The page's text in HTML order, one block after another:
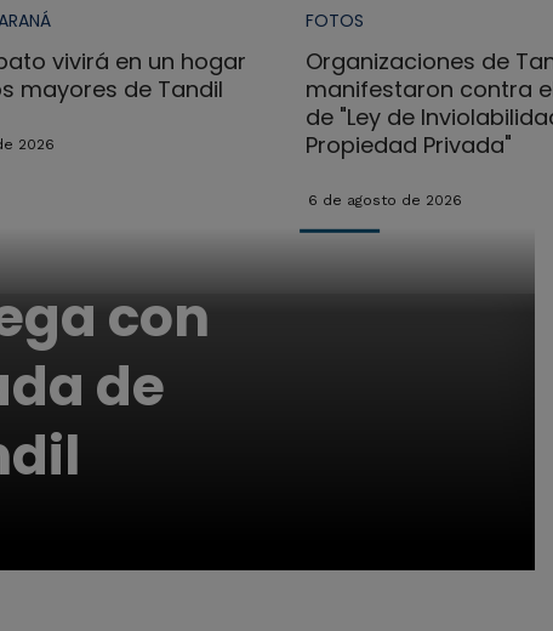
vivirá en un hogar
mayores de Tandil
2026
FOTOS
Organizaciones de
manifestaron contra
de "Ley de
Propiedad Privada"
6 de agosto de 2026
con
de